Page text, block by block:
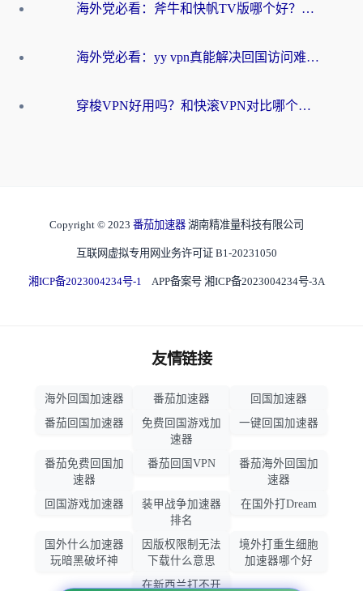
海外党必看：斧牛和快帆TV版哪个好？3分钟选对回国加速器，无缝刷B站、追热剧
海外党必看：yy vpn真能解决回国访问难题？附云极initap测评+免费方案对比
穿梭VPN好用吗？和快滚VPN对比哪个回国效果更好？海外党选回国加速器必看指南
Copyright © 2023 番茄加速器 湖南精准量科技有限公司
互联网虚拟专用网业务许可证 B1-20231050
湘ICP备2023004234号-1 APP备案号 湘ICP备2023004234号-3A
友情链接
海外回国加速器 番茄加速器
回国加速器
番茄回国加速器
免费回国游戏加
速器
一键回国加速器
番茄免费回国加
速器
番茄回国VPN
番茄海外回国加
速器
回国游戏加速器
装甲战争加速器
排名
在国外打Dream
国外什么加速器
玩暗黑破坏神
因版权限制无法
下载什么意思
境外打重生细胞
加速器哪个好
在新西兰打不开